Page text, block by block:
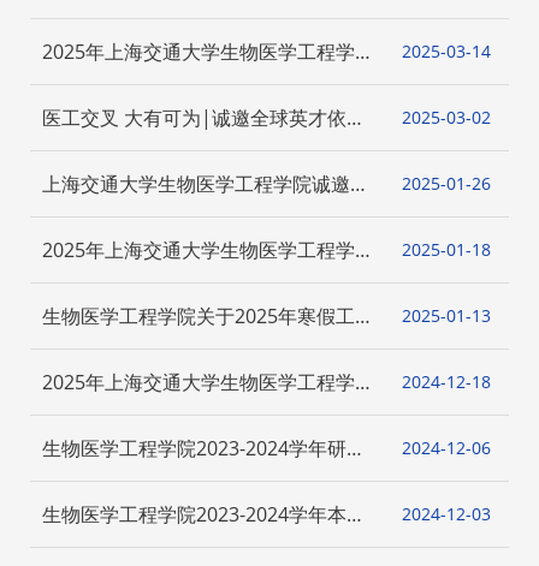
硕士研究生招生院系复试通知
2025年上海交通大学生物医学工程学院
博士生“申请-考核”制及“硕博连读”招生
实施办法（第二批）
14
2025-03
医工交叉 大有可为|诚邀全球英才依托
上海交大生物医学工程学院申报海外优
青项目
02
2025-03
上海交通大学生物医学工程学院诚邀海
外英才依托申报海外优青项目
26
2025-01
2025年上海交通大学生物医学工程学院
博士生“申请-考核”制及“硕博连读”拟录
取名单（第一批）
18
2025-01
生物医学工程学院关于2025年寒假工作
安排的通知
13
2025-01
2025年上海交通大学生物医学工程学院
博士生“申请-考核”制及“硕博连读”复试
实施办法（第一批）
18
2024-12
生物医学工程学院2023-2024学年研究
生秋季专项奖学金、研究生优秀奖学金
评审结果公示
06
2024-12
生物医学工程学院2023-2024学年本科
生秋季专项奖学金评审结果公示
03
2024-12